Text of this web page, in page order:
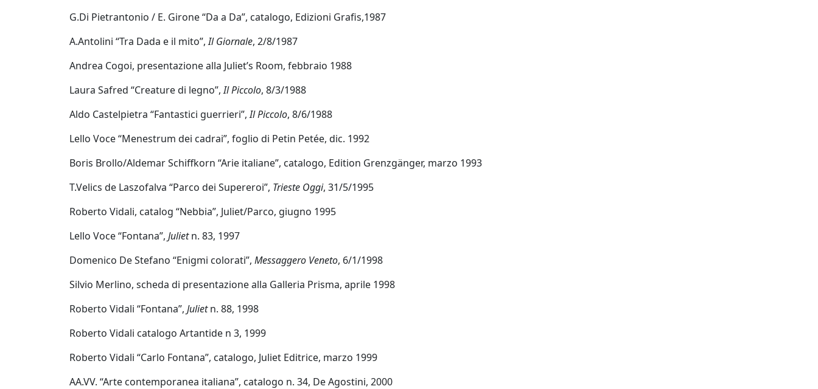
Franco
Beraldo
Augusto
Bianchet
Riccardo
Boesso
Ivana
Bomben
Walter
Bortolossi
Andrea
Rikkardo
Brunetti
G.Di Pietrantonio / E. Girone “Da a Da”, catalogo, Edizioni Grafis,1987
A.Antolini “Tra Dada e il mito”,Il Giornale, 2/8/1987
Andrea Cogoi, presentazione alla Juliet’s Room, febbraio 1988
Laura Safred “Creature di legno”,Il Piccolo, 8/3/1988
Aldo Castelpietra “Fantastici guerrieri”,Il Piccolo, 8/6/1988
Lello Voce “Menestrum dei cadrai”, foglio di Petin Petée, dic. 1992
Boris Brollo/Aldemar Schiffkorn “Arie italiane”, catalogo, Edition Grenzgänger, marzo 1993
T.Velics de Laszofalva “Parco dei Supereroi”, Trieste Oggi, 31/5/1995
Roberto Vidali, catalog “Nebbia”, Juliet/Parco, giugno 1995
Lello Voce “Fontana”, Julietn. 83, 1997
Domenico De Stefano “Enigmi colorati”, Messaggero Veneto, 6/1/1998
Silvio Merlino, scheda di presentazione alla Galleria Prisma, aprile 1998
Roberto Vidali “Fontana”, Julietn. 88, 1998
Roberto Vidali catalogo Artantide n 3, 1999
Roberto Vidali “Carlo Fontana”, catalogo, Juliet Editrice, marzo 1999
AA.VV. “Arte contemporanea italiana”, catalogo n. 34, De Agostini, 2000